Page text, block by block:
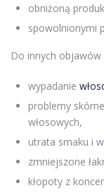
obniżoną
spowolnionymi
Do innych objawów
wypadanie
problemy
włosowych,
utrata smaku i
zmniejszone
kłopoty z